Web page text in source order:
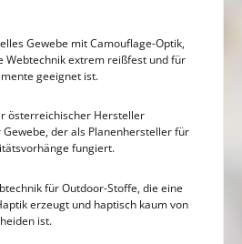
Gewebe mit Camouflage-Optik,
Webtechnik extrem reißfest und für
geeignet ist.
österreichischer Hersteller
der als Planenhersteller für
fungiert.
für Outdoor-Stoffe, die eine
erzeugt und haptisch kaum von
ist.